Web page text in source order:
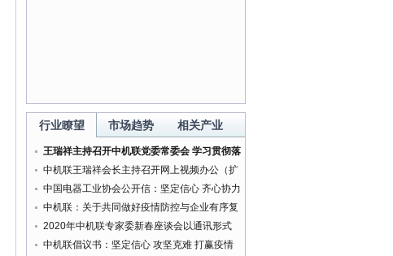
行业瞭望 市场趋势 相关产业
王瑞祥主持召开中机联党委常委会 学习贯彻落
实中央精神研究部署有关工作
中机联王瑞祥会长主持召开网上视频办公（扩
大）会
中国电器工业协会公开信：坚定信心 齐心协力
打赢新型肺炎疫情防控阻击战
中机联：关于共同做好疫情防控与企业有序复
工复产服务工作的通知
2020年中机联专家委新春座谈会以通讯形式
按时召开
中机联倡议书：坚定信心 攻坚克难 打赢疫情